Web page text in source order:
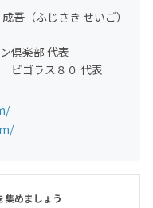
（ふじさき せいご）
倶楽部 代表
ビゴラス８０ 代表
集めましょう